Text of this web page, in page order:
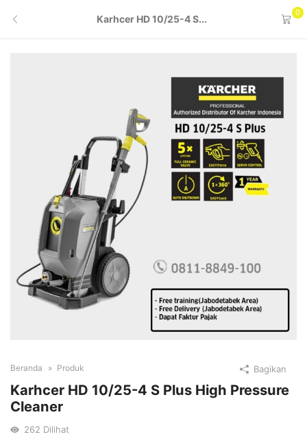
Karhcer HD 10/25-4 S...
0
Beranda Produk
Karhcer HD 10/25-4 S Plus High Pressure
Cleaner
262 Dilihat
Bagikan